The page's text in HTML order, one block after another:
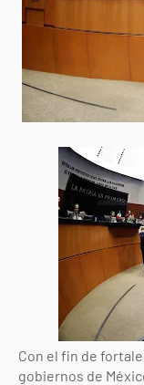
Con el fin de
gobiernos de